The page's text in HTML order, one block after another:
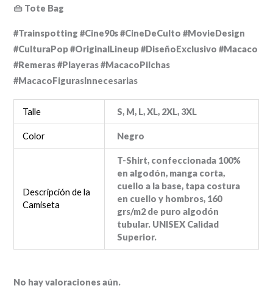
👜 Tote Bag
#Trainspotting #Cine90s #CineDeCulto #MovieDesign
#CulturaPop #OriginalLineup #DiseñoExclusivo #Macaco
#Remeras #Playeras #MacacoPilchas
#MacacoFigurasInnecesarias
Talle S, M, L, XL, 2XL, 3XL
Color Negro
Descripción de la
Camiseta
T-Shirt, confeccionada 100%
en algodón, manga corta,
cuello a la base, tapa costura
en cuello y hombros, 160
grs/m2 de puro algodón
tubular. UNISEX Calidad
Superior.
No hay valoraciones aún.